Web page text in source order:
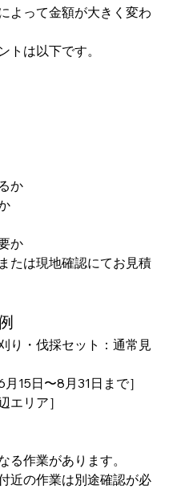
よって金額が大きく変わ
トは以下です。
か
か
たは現地確認にてお見積
り・伐採セット：通常見
15日〜8月31日まで］
エリア］
作業があります。
近の作業は別途確認が必